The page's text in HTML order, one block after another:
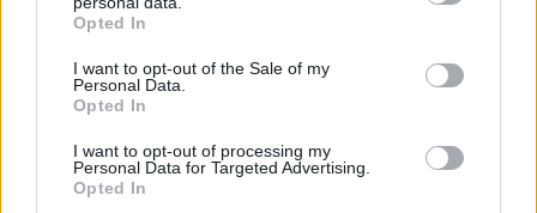
grant or deny consent to Google and its third-party tags to
use your data for below specified purposes in below Google
consent section.
Opted In
I want to opt-out of the Sale of my
Personal Data.
Opted In
I want to opt-out of processing my
Personal Data for Targeted Advertising.
Opted In
92. Λάρισα, Πλατεία, ΟΣΕ 8:00-18:00
93. Λάρισα, Στέκι Νέας Πολιτείας.
Θεοδωρακοπούλου & Καΐρη, 8:00-15:30
94. Λάρισα, Πλατεία Αγιάς / Δίπλα από τα
95. Λάρισα, Συκούριο, 9:00-12:00
96. Λάρισα, Δημαρχείο Νίκαιας, 12:30-15:00